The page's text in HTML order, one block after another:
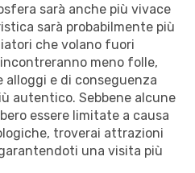
sarà anche più vivace
sarà probabilmente più
che volano fuori
meno folle,
alloggi e di conseguenza
autentico. Sebbene alcune
essere limitate a causa
troverai attrazioni
una visita più